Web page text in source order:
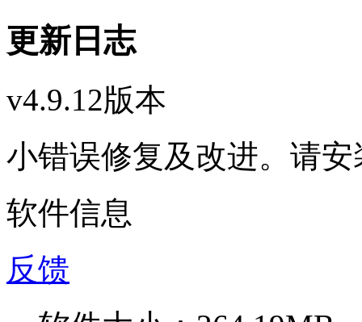
更新日志
v4.9.12版本
小错误修复及改进。请
软件信息
反馈